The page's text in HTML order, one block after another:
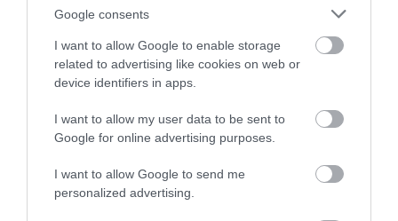
Google consents
I want to allow Google to enable storage
related to advertising like cookies on web or
device identifiers in apps.
I want to allow my user data to be sent to
Google for online advertising purposes.
I want to allow Google to send me
personalized advertising.
Stark-ház, a Baratheon-ház, a Lannister-ház vagy
épp a Targaryen-ház népszerűsége mai napig
töretlen: nem csoda, hogy2026-ban újabb széria
érkezik
a Trónok harca
Ez is érdekelhet!
Sorozatok főszereplő nélkül? 5 széria,
ahol a legfontosabb karakter meghalt,
de a történet folytatódott